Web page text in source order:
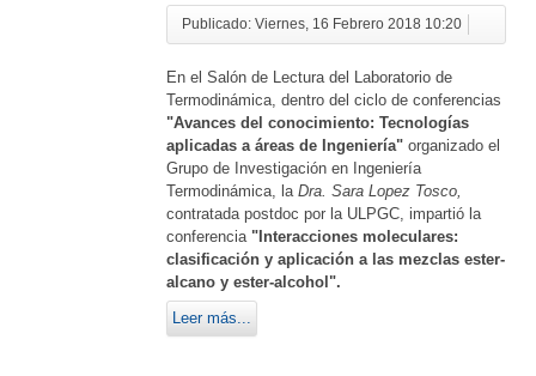
Publicado: Viernes, 16 Febrero 2018 10:20
En el Salón de Lectura del Laboratorio de
Termodinámica, dentro del ciclo de conferencias
"Avances del conocimiento: Tecnologías
aplicadas a áreas de Ingeniería"organizado el
Grupo de Investigación en Ingeniería
Termodinámica, laDra. Sara Lopez Tosco,
contratada postdoc por la ULPGC, impartió la
conferencia "Interacciones moleculares:
clasificación y aplicación a las mezclas ester-
alcano y ester-alcohol".
Leer más...